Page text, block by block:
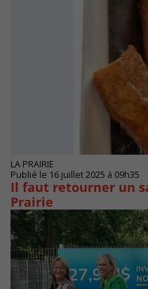
LA PRAIRIE
Publié le 16 juillet 2025 à 09h35
Il faut retourner un
Prairie